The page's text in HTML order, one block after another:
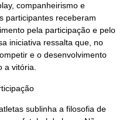
companheirismo e
participantes receberam
pela participação e pelo
iniciativa ressalta que, no
e o desenvolvimento
a vitória.
sublinha a filosofia de